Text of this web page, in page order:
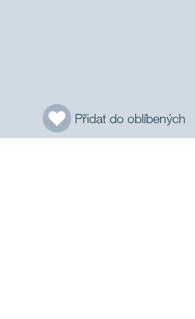
Přidat do oblíbených